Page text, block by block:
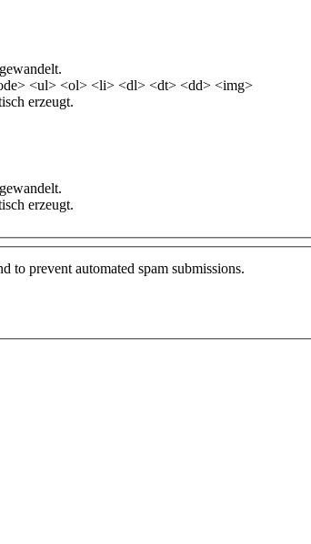
<ul> <ol> <li> <dl> <dt> <dd> <img>
erzeugt.
erzeugt.
to prevent automated spam submissions.